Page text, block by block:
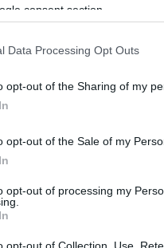
consent section.
Data Processing Opt Outs
opt-out of the Sharing of my
opt-out of the Sale of my
opt-out of processing my
opt-out of Collection, Use,
κυρίαρχος του
20 ριμπάουντ και
ηττημένους με 30